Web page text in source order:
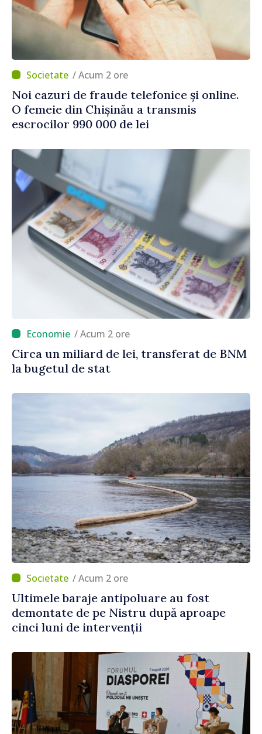
/ Acum 2 ore
Noi cazuri de fraude telefonice și online.
O femeie din Chișinău a transmis
escrocilor 990 000 de lei
/ Acum 2 ore
Circa un miliard de lei, transferat de BNM
la bugetul de stat
/ Acum 2 ore
Ultimele baraje antipoluare au fost
demontate de pe Nistru după aproape
cinci luni de intervenții